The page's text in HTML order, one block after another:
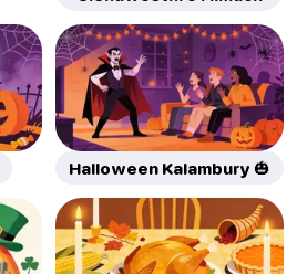
Halloween Kalambury 🎃